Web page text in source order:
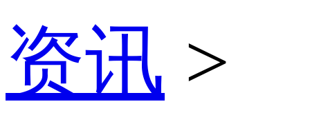
资讯 >